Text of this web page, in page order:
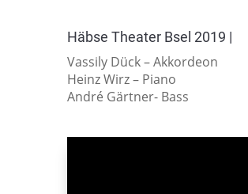
Häbse Theater Bsel 2019 |
Vassily Dück – Akkordeon
Heinz Wirz – Piano
André Gärtner- Bass